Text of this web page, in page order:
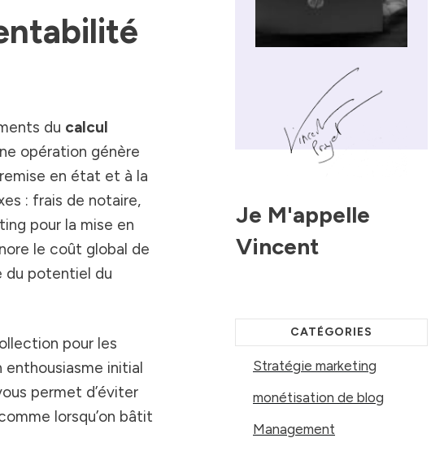
du calcul
opération génère
en état et à la
: frais de notaire,
pour la mise en
le coût global de
du potentiel du
pour les
enthousiasme initial
permet d’éviter
lorsqu’on bâtit
Je M'appelle
Vincent
CATÉGORIES
Stratégie marketing
monétisation de blog
Management